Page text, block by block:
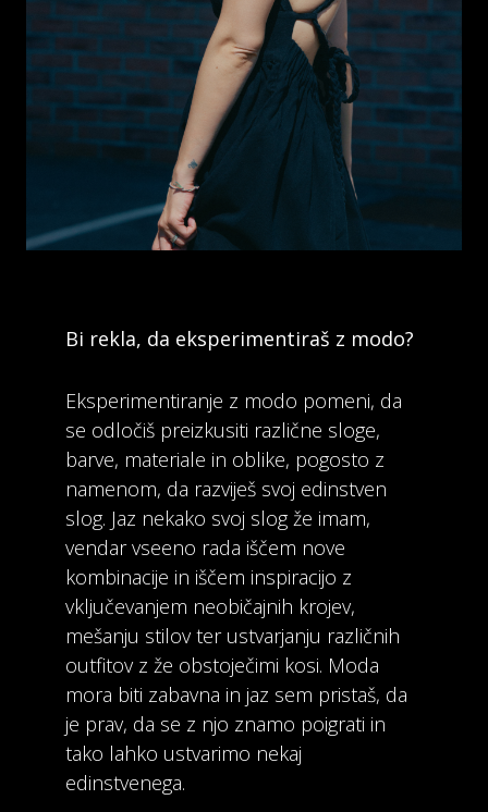
Bi rekla, da eksperimentiraš z modo?
Eksperimentiranje z modo pomeni, da
se odločiš preizkusiti različne sloge,
barve, materiale in oblike, pogosto z
namenom, da razviješ svoj edinstven
slog. Jaz nekako svoj slog že imam,
vendar vseeno rada iščem nove
kombinacije in iščem inspiracijo z
vključevanjem neobičajnih krojev,
mešanju stilov ter ustvarjanju različnih
outfitov z že obstoječimi kosi. Moda
mora biti zabavna in jaz sem pristaš, da
je prav, da se z njo znamo poigrati in
tako lahko ustvarimo nekaj
edinstvenega.